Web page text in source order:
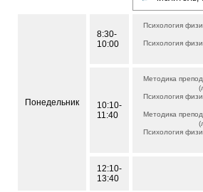
Понедельник
8:30-
10:00
Психология
Психология
10:10-
11:40
Методика
Психология
Методика
Психология
12:10-
13:40